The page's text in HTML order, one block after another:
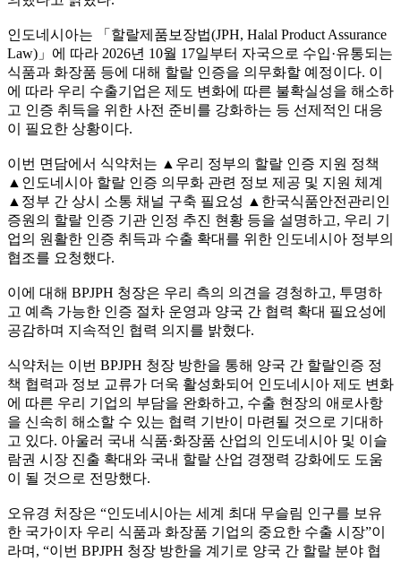
인도네시아는 「할랄제품보장법(JPH, Halal Product Assurance
Law)」에 따라 2026년 10월 17일부터 자국으로 수입·유통되는
식품과 화장품 등에 대해 할랄 인증을 의무화할 예정이다. 이
에 따라 우리 수출기업은 제도 변화에 따른 불확실성을 해소하
고 인증 취득을 위한 사전 준비를 강화하는 등 선제적인 대응
이 필요한 상황이다.
이번 면담에서 식약처는 ▲우리 정부의 할랄 인증 지원 정책
▲인도네시아 할랄 인증 의무화 관련 정보 제공 및 지원 체계
▲정부 간 상시 소통 채널 구축 필요성 ▲한국식품안전관리인
증원의 할랄 인증 기관 인정 추진 현황 등을 설명하고, 우리 기
업의 원활한 인증 취득과 수출 확대를 위한 인도네시아 정부의
협조를 요청했다.
이에 대해 BPJPH 청장은 우리 측의 의견을 경청하고, 투명하
고 예측 가능한 인증 절차 운영과 양국 간 협력 확대 필요성에
공감하며 지속적인 협력 의지를 밝혔다.
식약처는 이번 BPJPH 청장 방한을 통해 양국 간 할랄인증 정
책 협력과 정보 교류가 더욱 활성화되어 인도네시아 제도 변화
에 따른 우리 기업의 부담을 완화하고, 수출 현장의 애로사항
을 신속히 해소할 수 있는 협력 기반이 마련될 것으로 기대하
고 있다. 아울러 국내 식품·화장품 산업의 인도네시아 및 이슬
람권 시장 진출 확대와 국내 할랄 산업 경쟁력 강화에도 도움
이 될 것으로 전망했다.
오유경 처장은 “인도네시아는 세계 최대 무슬림 인구를 보유
한 국가이자 우리 식품과 화장품 기업의 중요한 수출 시장”이
라며, “이번 BPJPH 청장 방한을 계기로 양국 간 할랄 분야 협